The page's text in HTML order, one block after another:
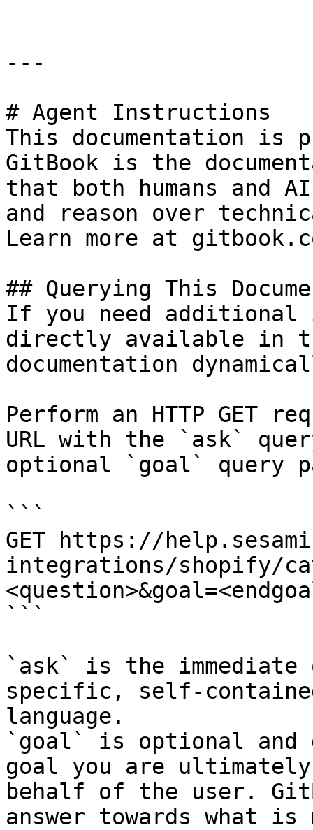
---
# Agent Instructions
This documentation is
GitBook is the
that both humans and
and reason over
Learn more at
## Querying This
If you need
directly available in
documentation
Perform an HTTP GET
URL with the `ask`
optional `goal` query
```
GET https://
integrations/shopify/
```
`ask` is the
specific, self-
language.
`goal` is optional and
goal you are
behalf of the user.
answer towards what